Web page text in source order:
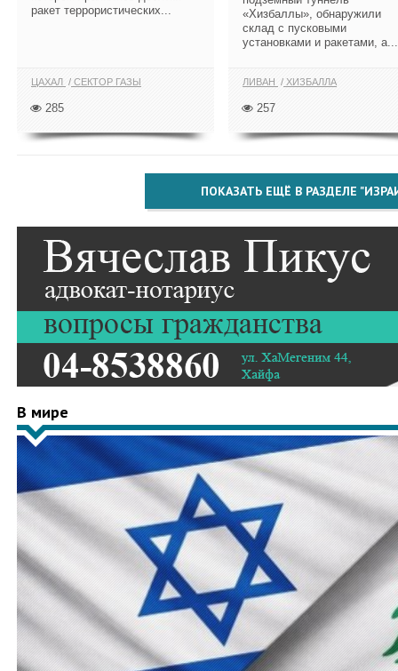
ракет террористических...
ЦАХАЛ СЕКТОР ГАЗЫ
285
«Хизбаллы», обнаружили
склад с пусковыми
установками и ракетами, а...
ЛИВАН ХИЗБАЛЛА
257
ПОКАЗАТЬ ЕЩЁ В РАЗДЕЛЕ
В мире